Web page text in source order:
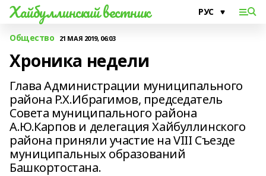
Хайбуллинский вестник
Общество 21 МАЯ 2019, 06:03
Хроника недели
Глава Администрации муниципального
района Р.Х.Ибрагимов, председатель
Совета муниципального района
А.Ю.Карпов и делегация Хайбуллинского
района приняли участие на VIII Съезде
муниципальных образований
Башкортостана.